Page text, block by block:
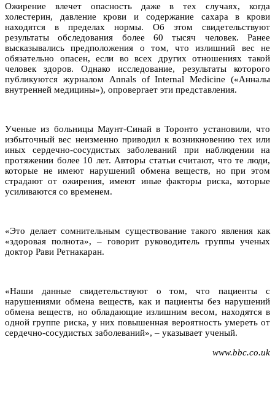
Ожирение влечет опасность даже в тех случаях, когда
холестерин, давление крови и содержание сахара в крови
находятся в пределах нормы. Об этом свидетельствуют
результаты обследования более 60 тысяч человек. Ранее
высказывались предположения о том, что излишний вес не
обязательно опасен, если во всех других отношениях такой
человек здоров. Однако исследование, результаты которого
публикуются журналом Annals of Internal Medicine («Анналы
внутренней медицины»), опровергает эти представления.
Ученые из больницы Маунт-Синай в Торонто установили, что
избыточный вес неизменно приводил к возникновению тех или
иных сердечно-сосудистых заболеваний при наблюдении на
протяжении более 10 лет. Авторы статьи считают, что те люди,
которые не имеют нарушений обмена веществ, но при этом
страдают от ожирения, имеют иные факторы риска, которые
усиливаются со временем.
«Это делает сомнительным существование такого явления как
«здоровая полнота», – говорит руководитель группы ученых
доктор Рави Ретнакаран.
«Наши данные свидетельствуют о том, что пациенты с
нарушениями обмена веществ, как и пациенты без нарушений
обмена веществ, но обладающие излишним весом, находятся в
одной группе риска, у них повышенная вероятность умереть от
сердечно-сосудистых заболеваний», – указывает ученый.
www.bbc.co.uk